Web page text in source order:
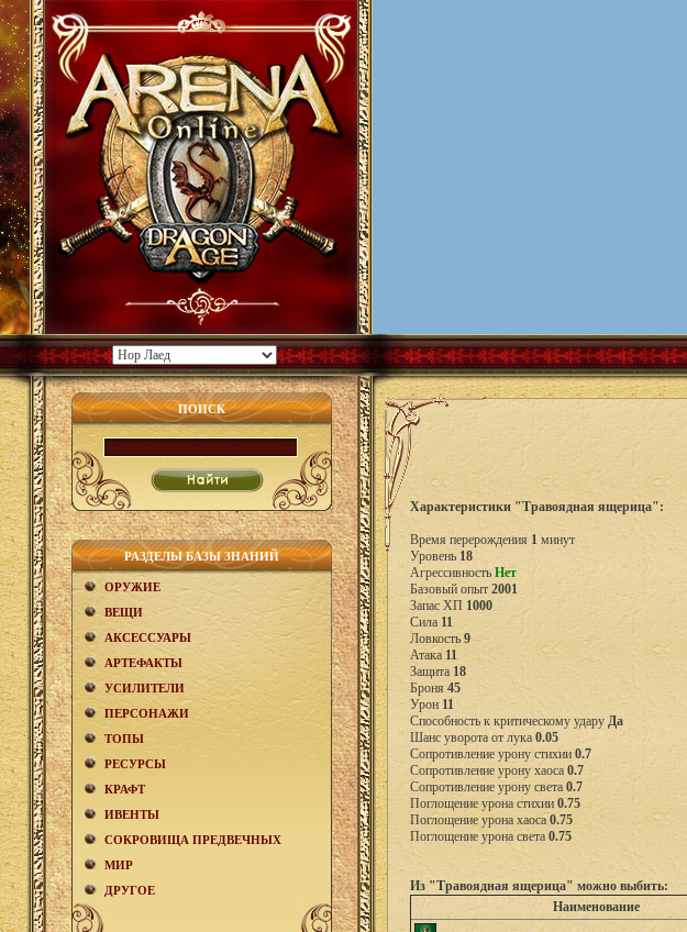
ПОИСК
РАЗДЕЛЫ БАЗЫ ЗНАНИЙ
ОРУЖИЕ
ВЕЩИ
АКCЕСCУАРЫ
АРТЕФАКТЫ
УСИЛИТЕЛИ
ПЕРСОНАЖИ
ТОПЫ
РЕСУРСЫ
КРАФТ
ИВЕНТЫ
СОКРОВИЩА ПРЕДВЕЧНЫХ
МИР
ДРУГОЕ
Характеристики "Травоядная ящерица":
Время перерождения 1минут
Уровень 18
Агрессивность Нет
Базовый опыт 2001
Запас ХП 1000
Сила 11
Ловкость 9
Атака11
Защита 18
Броня 45
Урон11
Способность к критическому удару Да
Шанс уворота от лука 0.05
Сопротивление урону стихии 0.7
Сопротивление урону хаоса 0.7
Сопротивление урону света 0.7
Поглощение урона стихии 0.75
Поглощение урона хаоса0.75
Поглощение урона света 0.75
Из "Травоядная ящерица" можно выбить:
Наименование